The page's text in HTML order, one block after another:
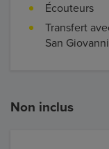
Écouteurs
Transfert
San
Non inclus